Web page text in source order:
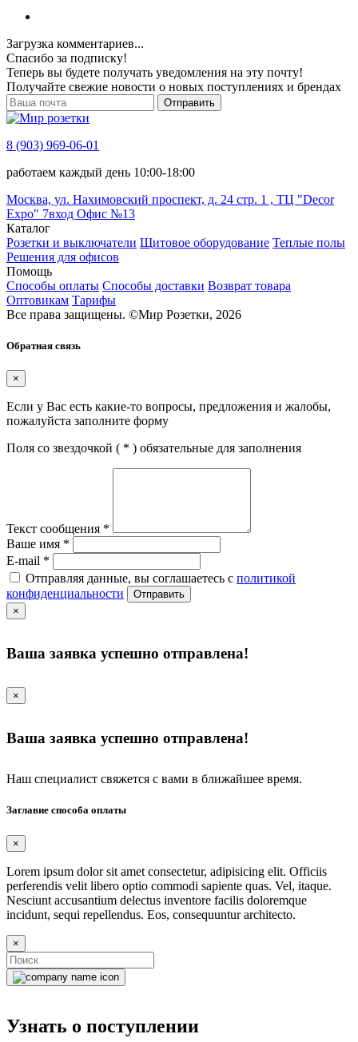
Загрузка комментариев...
Спасибо за подписку!
Теперь вы будете получать уведомления на эту почту!
Получайте свежие новости о новых поступлениях и брендах
Отправить
8 (903) 969-06-01
работаем каждый день 10:00-18:00
Москва, ул. Нахимовский проспект, д. 24 стр. 1 , ТЦ "Decor
Expo" 7вход Офис №13
Каталог
Розетки и выключатели Щитовое оборудование Теплые полы
Решения для офисов
Помощь
Способы оплаты Способы доставки Возврат товара
Оптовикам Тарифы
Все права защищены. ©Мир Розетки, 2026
Обратная связь
×
Если у Вас есть какие-то вопросы, предложения и жалобы,
пожалуйста заполните форму
Поля со звездочкой ( * ) обязательные для заполнения
Текст сообщения *
Ваше имя *
E-mail *
Отправляя данные, вы соглашаетесь с политикой
конфиденциальности
Отправить
×
Ваша заявка успешно отправлена!
×
Ваша заявка успешно отправлена!
Наш специалист свяжется с вами в ближайшее время.
Заглавие способа оплаты
×
Lorem ipsum dolor sit amet consectetur, adipisicing elit. Officiis
perferendis velit libero optio commodi sapiente quas. Vel, itaque.
Nesciunt accusantium delectus inventore facilis doloremque
incidunt, sequi repellendus. Eos, consequuntur architecto.
×
Узнать о поступлении